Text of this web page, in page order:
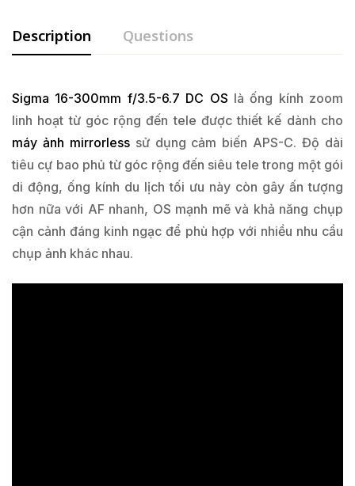
Description Questions
Sigma 16-300mm f/3.5-6.7 DC OS là ống kính zoom
linh hoạt từ góc rộng đến tele được thiết kế dành cho
máy ảnh mirrorlesssử dụng cảm biến APS-C. Độ dài
tiêu cự bao phủ từ góc rộng đến siêu tele trong một gói
di động, ống kính du lịch tối ưu này còn gây ấn tượng
hơn nữa với AF nhanh, OS mạnh mẽ và khả năng chụp
cận cảnh đáng kinh ngạc để phù hợp với nhiều nhu cầu
chụp ảnh khác nhau.